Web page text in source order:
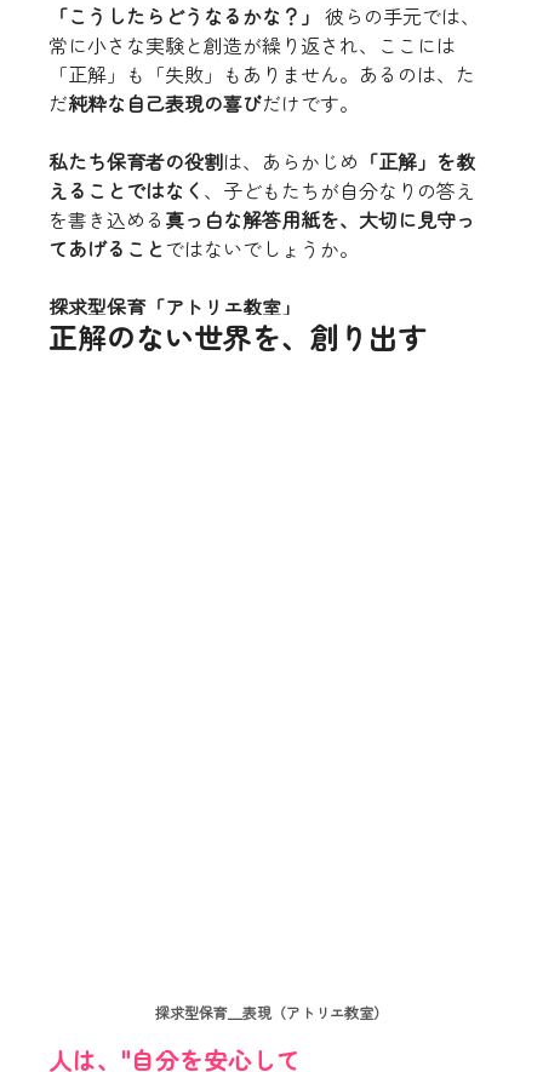
「こうしたらどうなるかな？」 彼らの手元では、
常に小さな実験と創造が繰り返され、ここには
「正解」も「失敗」もありません。あるのは、た
だ純粋な自己表現の喜びだけです。
私たち保育者の役割は、あらかじめ 「正解」を教
えることではなく 、子どもたちが自分なりの答え
を書き込める 真っ白な解答用紙を、大切に見守っ
てあげること ではないでしょうか。
探求型保育「アトリエ教室」
正解のない世界を、創り出す
探求型保育＿表現（アトリエ教室）
人は、"自分を安心して